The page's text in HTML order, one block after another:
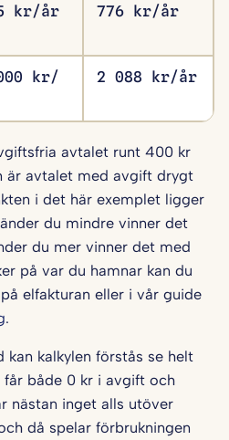
kr/år 776 kr/år
kr/
2 088 kr/år
avtalet runt 400 kr
är avtalet med avgift drygt
i det här exemplet ligger
du mindre vinner det
du mer vinner det med
på var du hamnar kan du
elfakturan eller i vår guide
.
kan kalkylen förstås se helt
får både 0 kr i avgift och
nästan inget alls utöver
då spelar förbrukningen